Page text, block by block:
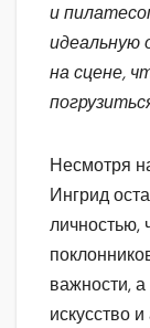
и
идеальную
на сцене,
Несмотря
Ингрид
личностью,
важности,
искусство